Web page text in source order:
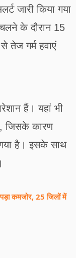
जारी किया गया
के दौरान 15
तेज गर्म हवाएं
हैं। यहां भी
जिसके कारण
है। इसके साथ
कमजोर, 25 जिलों में